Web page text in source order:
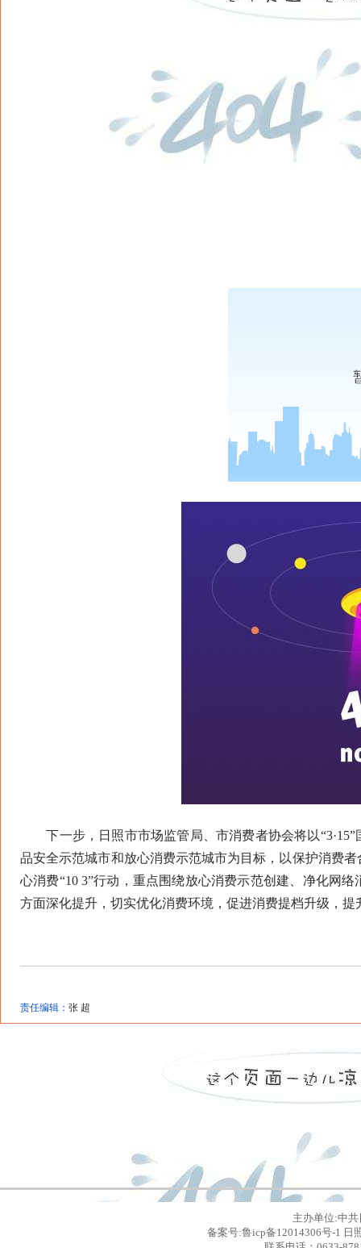
下一步，日照市市场监管局、市消费者协会将以“3·15”
品安全示范城市和放心消费示范城市为目标，以保护消费
心消费“10 3”行动，重点围绕放心消费示范创建、净化网
方面深化提升，切实优化消费环境，促进消费提档升级，
责任编辑： 张 超
主办单位:中
备案号:鲁icp备12014306号-1